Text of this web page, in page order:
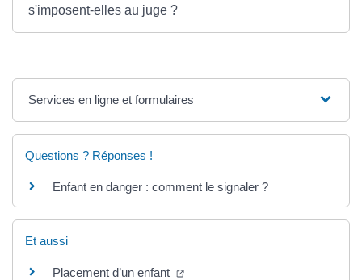
s'imposent-elles au juge ?
Services en ligne et formulaires
Questions ? Réponses !
Enfant en danger : comment le signaler ?
Et aussi
Placement d’un enfant